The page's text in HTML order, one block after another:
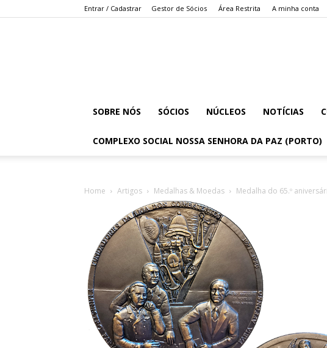
Entrar / Cadastrar Gestor de Sócios Área Restrita A minha conta
SOBRE NÓS SÓCIOS NÚCLEOS NOTÍCIAS
COMPLEXO SOCIAL NOSSA SENHORA DA PAZ (PORTO)
Home Artigos Medalhas & Moedas Medalha do 65.º